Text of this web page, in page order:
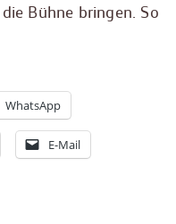
Bühne bringen. So
WhatsApp
E-Mail